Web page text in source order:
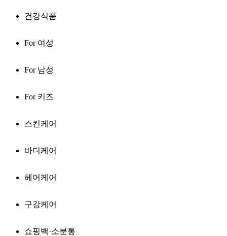
건강식품
For 여성
For 남성
For 키즈
스킨케어
바디케어
헤어케어
구강케어
쇼핑백·소분통